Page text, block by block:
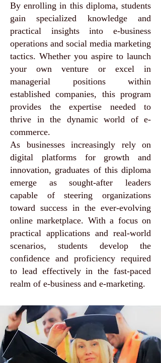
By enrolling in this diploma, students
gain specialized knowledge and
practical insights into e-business
operations and social media marketing
tactics. Whether you aspire to launch
your own venture or excel in
managerial positions within
established companies, this program
provides the expertise needed to
thrive in the dynamic world of e-
commerce.
As businesses increasingly rely on
digital platforms for growth and
innovation, graduates of this diploma
emerge as sought-after leaders
capable of steering organizations
toward success in the ever-evolving
online marketplace. With a focus on
practical applications and real-world
scenarios, students develop the
confidence and proficiency required
to lead effectively in the fast-paced
realm of e-business and e-marketing.